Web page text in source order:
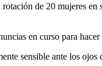
de 20 mujeres en
en curso para
sensible ante los